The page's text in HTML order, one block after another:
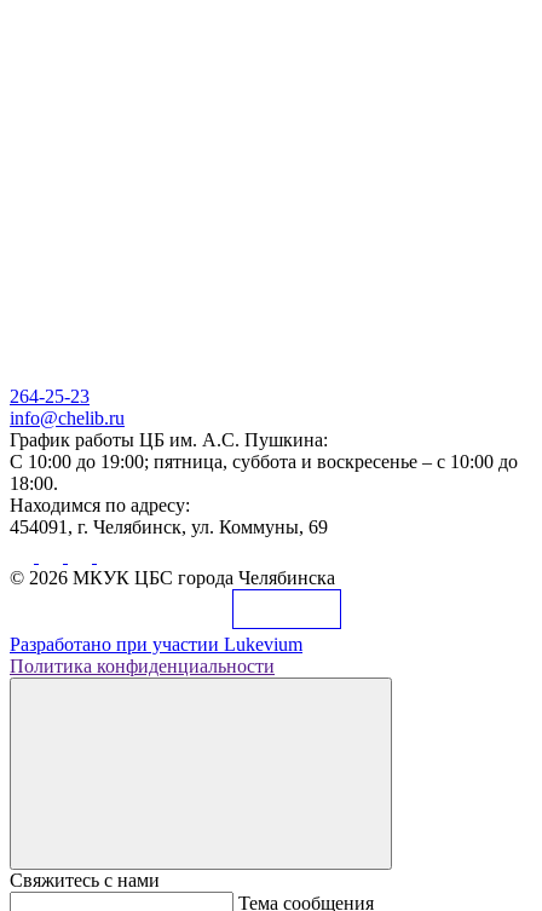
264-25-23
info@chelib.ru
График работы ЦБ им. А.С. Пушкина:
С 10:00 до 19:00; пятница, суббота и воскресенье – с 10:00 до
18:00.
Находимся по адресу:
454091, г. Челябинск, ул. Коммуны, 69
© 2026 МКУК ЦБС города Челябинска
Разработано при участии Lukevium
Политика конфиденциальности
Свяжитесь с нами
Тема сообщения